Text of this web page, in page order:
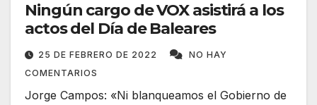
Ningún cargo de VOX asistirá a los
actos del Día de Baleares
25 DE FEBRERO DE 2022
NO HAY
COMENTARIOS
Jorge Campos: «Ni blanqueamos el Gobierno de